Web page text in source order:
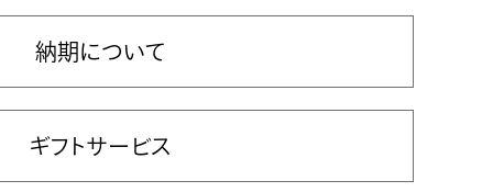
納期について
ギフトサービス